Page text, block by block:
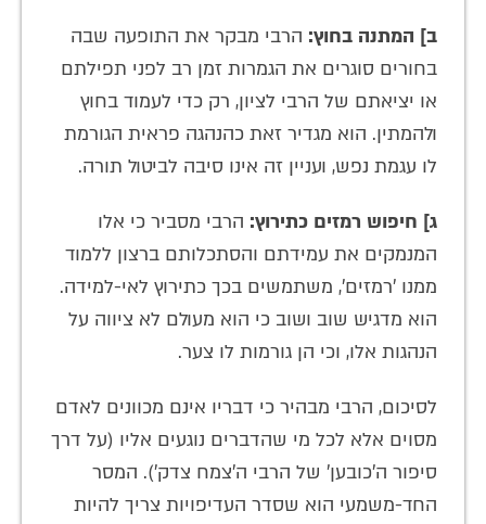
ב] המתנה בחוץ: הרבי מבקר את התופעה שבה
בחורים סוגרים את הגמרות זמן רב לפני תפילתם
או יציאתם של הרבי לציון, רק כדי לעמוד בחוץ
ולהמתין. הוא מגדיר זאת כהנהגה פראית הגורמת
לו עגמת נפש, ועניין זה אינו סיבה לביטול תורה.
ג] חיפוש רמזים כתירוץ: הרבי מסביר כי אלו
המנמקים את עמידתם והסתכלותם ברצון ללמוד
ממנו 'רמזים', משתמשים בכך כתירוץ לאי-למידה.
הוא מדגיש שוב ושוב כי הוא מעולם לא ציווה על
הנהגות אלו, וכי הן גורמות לו צער.
לסיכום, הרבי מבהיר כי דבריו אינם מכוונים לאדם
מסוים אלא לכל מי שהדברים נוגעים אליו (על דרך
סיפור ה'כובען' של הרבי ה'צמח צדק'). המסר
החד-משמעי הוא שסדר העדיפויות צריך להיות